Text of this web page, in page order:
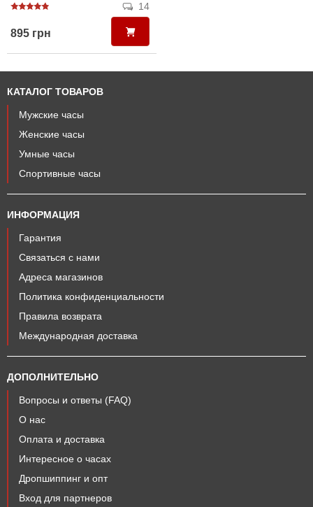
14
895 грн
КАТАЛОГ ТОВАРОВ
Мужские часы
Женские часы
Умные часы
Спортивные часы
ИНФОРМАЦИЯ
Гарантия
Связаться с нами
Адреса магазинов
Политика конфиденциальности
Правила возврата
Международная доставка
ДОПОЛНИТЕЛЬНО
Вопросы и ответы (FAQ)
О нас
Оплата и доставка
Интересное о часах
Дропшиппинг и опт
Вход для партнеров